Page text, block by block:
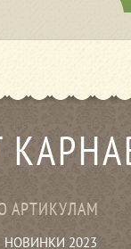
АРТИКУЛАМ
НОВИНКИ 2023